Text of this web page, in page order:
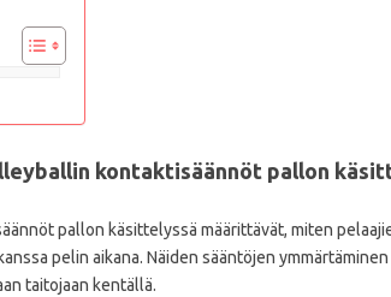
kontaktisäännöt pallon
pallon käsittelyssä määrittävät, miten
pelin aikana. Näiden sääntöjen
taitojaan kentällä.